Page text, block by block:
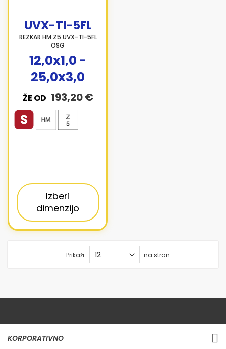
UVX-TI-5FL
REZKAR HM Z5 UVX-TI-5FL
OSG
ŽE OD 193,20 €
12,0x1,0 -
25,0x3,0
Izberi
dimenzijo
Prikaži na stran
KORPORATIVNO